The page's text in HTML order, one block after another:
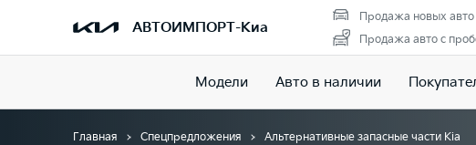
АВТОИМПОРТ-Киа
Продажа новых авто
Продажа авто с
Модели Авто в наличии
Главная Спецпредложения Альтернативные запасные части Kia